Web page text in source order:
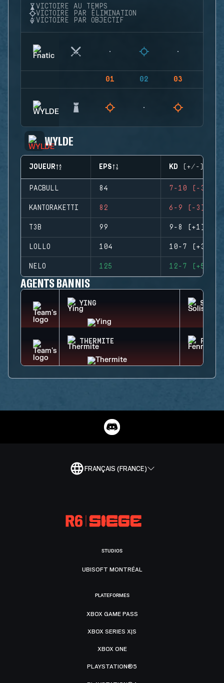
VICTOIRE AU TEMPS
VICTOIRE PAR ÉLIMINATION
VICTOIRE PAR OBJECTIF
01 02 03
WYLDE
JOUEUR EPS KD (+/-)
PACBULL 84 7-10 (-3)
KANTORAKETTI 82 6-9 (-3)
T3B 99 9-8 (+1)
LOLLO 104 10-7 (+3)
NELO 125 12-7 (+5)
AGENTS BANNIS
YING SOLIS
THERMITE
FRANÇAIS (FRANCE)
STUDIOS
UBISOFT MONTRÉAL
PLATEFORMES
XBOX GAME PASS
XBOX SERIES X|S
XBOX ONE
PLAYSTATION®5